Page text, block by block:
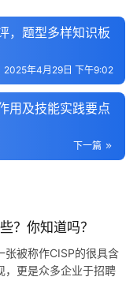
，题型多样知识板
2025年4月29日 下午9:02
用及技能实践要点
下一篇
？你知道吗？
张被称作CISP的很具含
，更是众多企业于招聘